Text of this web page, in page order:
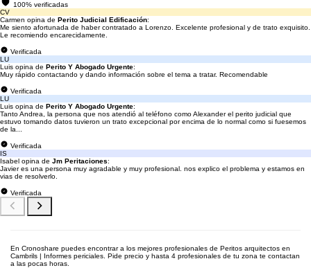
100% verificadas
CV
Carmen opina de Perito Judicial Edificación:
Me siento afortunada de haber contratado a Lorenzo. Excelente profesional y de trato exquisito.
Le recomiendo encarecidamente.
Verificada
LU
Luis opina de Perito Y Abogado Urgente:
Muy rápido contactando y dando información sobre el tema a tratar. Recomendable
Verificada
LU
Luis opina de Perito Y Abogado Urgente:
Tanto Andrea, la persona que nos atendió al teléfono como Alexander el perito judicial que
estuvo tomando datos tuvieron un trato excepcional por encima de lo normal como si fuesemos
de la...
Verificada
IS
Isabel opina de Jm Peritaciones:
Javier es una persona muy agradable y muy profesional. nos explico el problema y estamos en
vias de resolverlo.
Verificada
En Cronoshare puedes encontrar a los mejores profesionales de Peritos arquitectos en
Cambrils | Informes periciales. Pide precio y hasta 4 profesionales de tu zona te contactan
a las pocas horas.